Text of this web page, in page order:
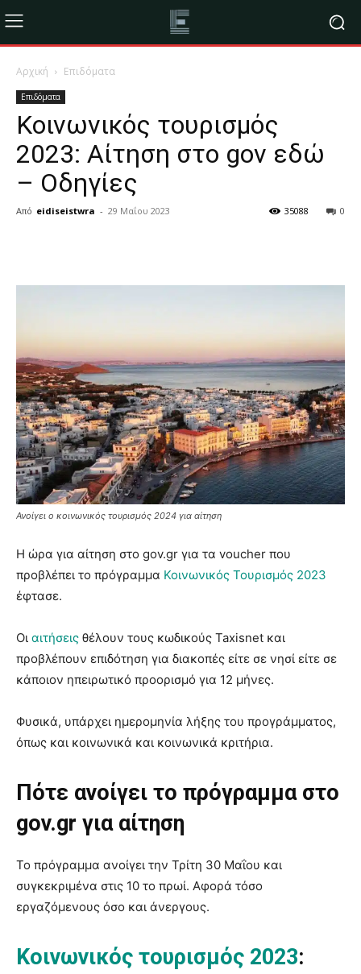
Αρχική Επιδόματα
Επιδόματα
Κοινωνικός τουρισμός
2023: Αίτηση στο gov εδώ
– Οδηγίες
Από eidiseistwra - 29 Μαΐου 2023 0
35088
Ανοίγει ο κοινωνικός τουρισμός 2024 για αίτηση
Η ώρα για αίτηση στο gov.gr για τα voucher που
προβλέπει το πρόγραμμα Κοινωνικός Τουρισμός 2023
έφτασε.
Οι αιτήσεις θέλουν τους κωδικούς Taxisnet και
προβλέπουν επιδότηση για διακοπές είτε σε νησί είτε σε
κάποιον ηπειρωτικό προορισμό για 12 μήνες.
Φυσικά, υπάρχει ημερομηνία λήξης του προγράμματος,
όπως και κοινωνικά και κοινωνικά κριτήρια.
Πότε ανοίγει το πρόγραμμα στο
gov.gr για αίτηση
Το πρόγραμμα ανοίγει την Τρίτη 30 Μαΐου και
συγκεκριμένα στις 10 το πρωί. Αφορά τόσο
εργαζόμενους όσο και άνεργους.
Κοινωνικός τουρισμός 2023: